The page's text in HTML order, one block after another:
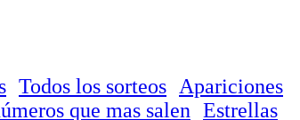
Todos los sorteos
Apariciones
que mas salen Estrellas